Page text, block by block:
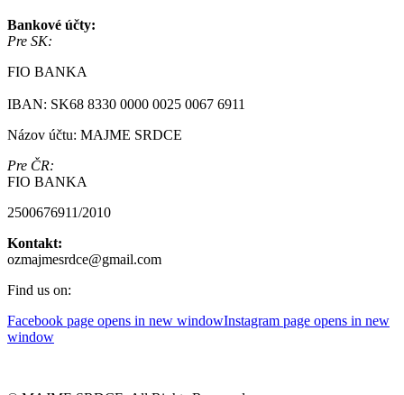
Bankové účty:
Pre SK:
FIO BANKA
IBAN: SK68 8330 0000 0025 0067 6911
Názov účtu: MAJME SRDCE
Pre ČR:
FIO BANKA
2500676911/2010
Kontakt:
ozmajmesrdce@gmail.com
Find us on:
Facebook page opens in new windowInstagram page opens in new
window